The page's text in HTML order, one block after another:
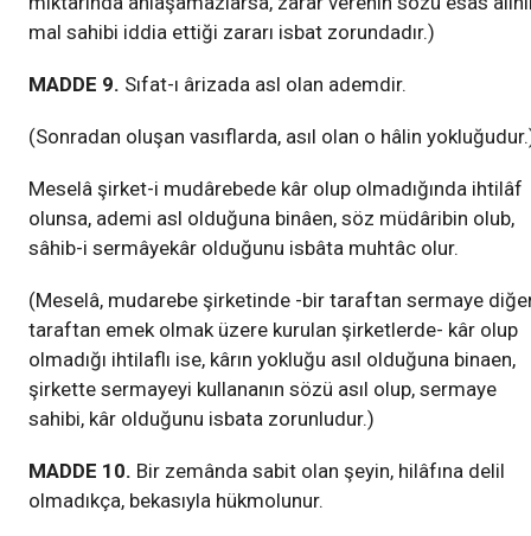
mal sahibi iddia ettiği zararı isbat zorundadır.)
MADDE 9. Sıfat-ı ârizada asl olan ademdir.
(Sonradan oluşan vasıflarda, asıl olan o hâlin
Meselâ şirket-i mudârebede kâr olup olmadığında ihtilâf
olunsa, ademi asl olduğuna binâen, söz müdâribin olub,
sâhib-i sermâyekâr olduğunu isbâta muhtâc olur.
(Meselâ, mudarebe şirketinde -bir taraftan sermaye
taraftan emek olmak üzere kurulan şirketlerde- kâr olup
olmadığı ihtilaflı ise, kârın yokluğu asıl olduğuna binaen,
şirkette sermayeyi kullananın sözü asıl olup, sermaye
sahibi, kâr olduğunu isbata zorunludur.)
MADDE 10. Bir zemânda sabit olan şeyin, hilâfına delil
olmadıkça, bekasıyla hükmolunur.